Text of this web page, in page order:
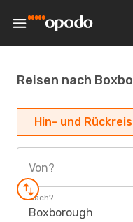
Reisen nach
Hin- und
Von?
Nach?
Boxborough